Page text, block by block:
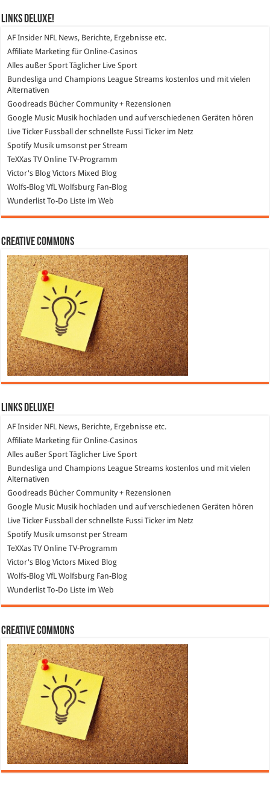
Links DeLuXe!
AF Insider NFL News, Berichte, Ergebnisse etc.
Affiliate Marketing für Online-Casinos
Alles außer SportTäglicher Live Sport
Bundesliga und Champions League Streams kostenlos und mit vielen
Alternativen
Goodreads Bücher Community + Rezensionen
Google Music Musik hochladen und auf verschiedenen Geräten hören
Live Ticker Fussball
der schnellste Fussi Ticker im Netz
SpotifyMusik umsonst per Stream
TeXXas TVOnline TV-Programm
Victor's Blog Victors Mixed Blog
Wolfs-Blog VfL Wolfsburg Fan-Blog
WunderlistTo-Do Liste im Web
Creative Commons
Links DeLuXe!
AF Insider NFL News, Berichte, Ergebnisse etc.
Affiliate Marketing für Online-Casinos
Alles außer Sport Täglicher Live Sport
Bundesliga und Champions League Streams kostenlos und mit vielen
Alternativen
Goodreads Bücher Community + Rezensionen
Google Music Musik hochladen und auf verschiedenen Geräten hören
Live Ticker Fussball der schnellste Fussi Ticker im Netz
SpotifyMusik umsonst per Stream
TeXXas TVOnline TV-Programm
Victor's Blog Victors Mixed Blog
Wolfs-Blog VfL Wolfsburg Fan-Blog
Wunderlist To-Do Liste im Web
Creative Commons